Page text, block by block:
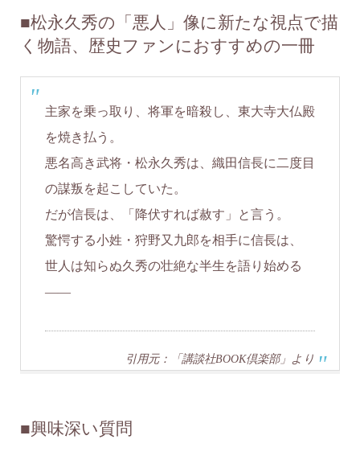
■松永久秀の「悪人」像に新たな視点で描
く物語、歴史ファンにおすすめの一冊
主家を乗っ取り、将軍を暗殺し、東大寺大仏殿
を焼き払う。
悪名高き武将・松永久秀は、織田信長に二度目
の謀叛を起こしていた。
だが信長は、「降伏すれば赦す」と言う。
驚愕する小姓・狩野又九郎を相手に信長は、
世人は知らぬ久秀の壮絶な半生を語り始める
――
引用元：「講談社BOOK倶楽部」より
■興味深い質問